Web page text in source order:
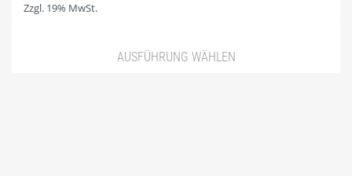
Zzgl. 19% MwSt.
AUSFÜHRUNG WÄHLEN